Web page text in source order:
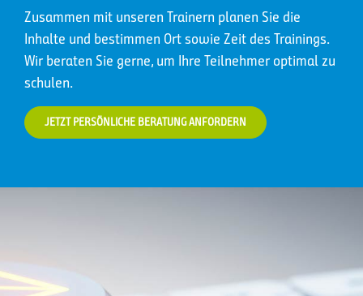
Zusammen mit unseren Trainern planen Sie die
Inhalte und bestimmen Ort sowie Zeit des Trainings.
Wir beraten Sie gerne, um Ihre Teilnehmer optimal zu
schulen.
JETZT PERSÖNLICHE BERATUNG ANFORDERN